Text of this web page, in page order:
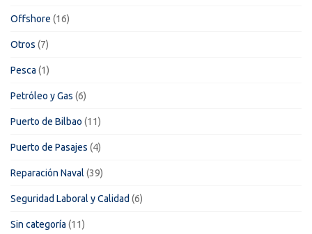
Offshore (16)
Otros (7)
Pesca (1)
Petróleo y Gas (6)
Puerto de Bilbao (11)
Puerto de Pasajes (4)
Reparación Naval (39)
Seguridad Laboral y Calidad (6)
Sin categoría (11)